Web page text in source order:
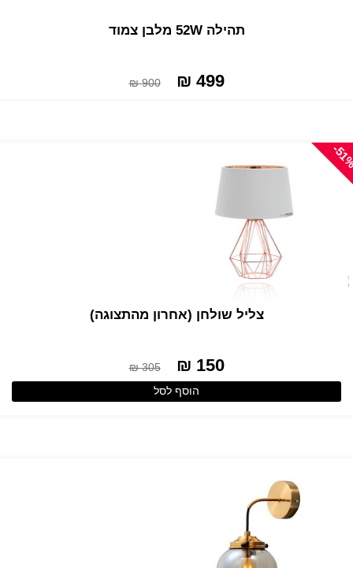
תהילה 52W מלבן צמוד
499 ₪
900 ₪
-
צליל שולחן (אחרון מהתצוגה)
150 ₪
305 ₪
הוסף לסל